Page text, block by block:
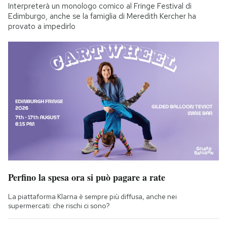
Interpreterà un monologo comico al Fringe Festival di
Edimburgo, anche se la famiglia di Meredith Kercher ha
provato a impedirlo
Perfino la spesa ora si può pagare a rate
La piattaforma Klarna è sempre più diffusa, anche nei
supermercati: che rischi ci sono?